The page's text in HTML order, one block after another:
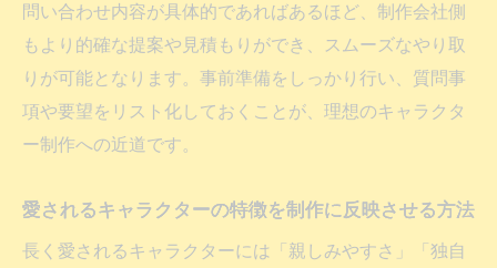
問い合わせ内容が具体的であればあるほど、制作会社側
もより的確な提案や見積もりができ、スムーズなやり取
りが可能となります。事前準備をしっかり行い、質問事
項や要望をリスト化しておくことが、理想のキャラクタ
ー制作への近道です。
愛されるキャラクターの特徴を制作に反映させる方法
長く愛されるキャラクターには「親しみやすさ」「独自